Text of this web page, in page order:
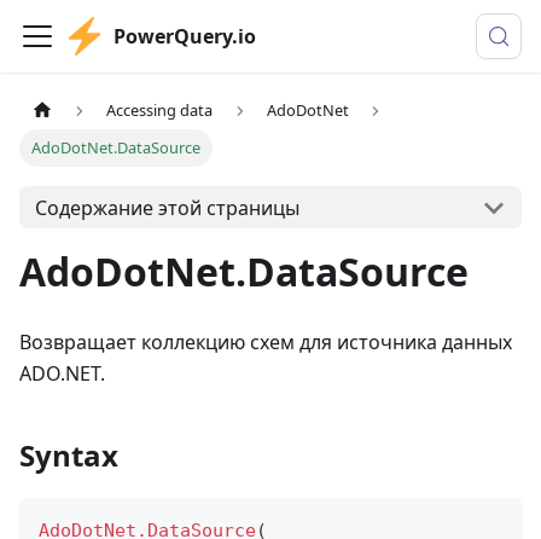
PowerQuery.io
Accessing data
AdoDotNet
AdoDotNet.DataSource
Содержание этой страницы
AdoDotNet.DataSource
Возвращает коллекцию схем для источника данных
ADO.NET.
Syntax
AdoDotNet.DataSource(